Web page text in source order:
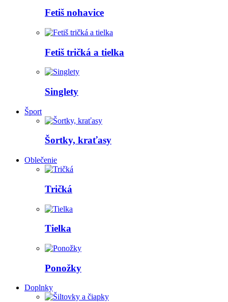
Fetiš nohavice
Fetiš tričká a tielka
Singlety
Šport
Šortky, kraťasy
Oblečenie
Tričká
Tielka
Ponožky
Doplnky